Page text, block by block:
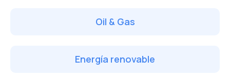
Oil & Gas
Energía renovable